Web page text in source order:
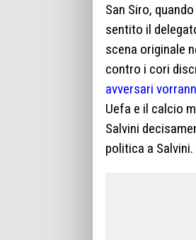
San Siro,
sentito il
scena originale
contro i cori
avversari
Uefa e il calcio
Salvini
politica a Salvini.